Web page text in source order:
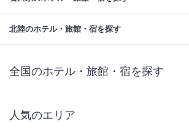
北陸のホテル・旅館・宿を探す
全国のホテル・旅館・宿を探す
人気のエリア